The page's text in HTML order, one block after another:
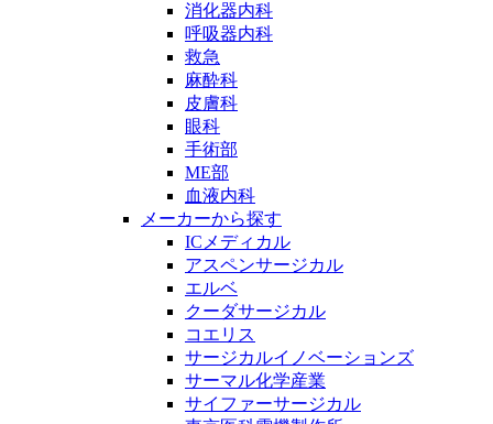
消化器内科
呼吸器内科
救急
麻酔科
皮膚科
眼科
手術部
ME部
血液内科
メーカーから探す
ICメディカル
アスペンサージカル
エルベ
クーダサージカル
コエリス
サージカルイノベーションズ
サーマル化学産業
サイファーサージカル